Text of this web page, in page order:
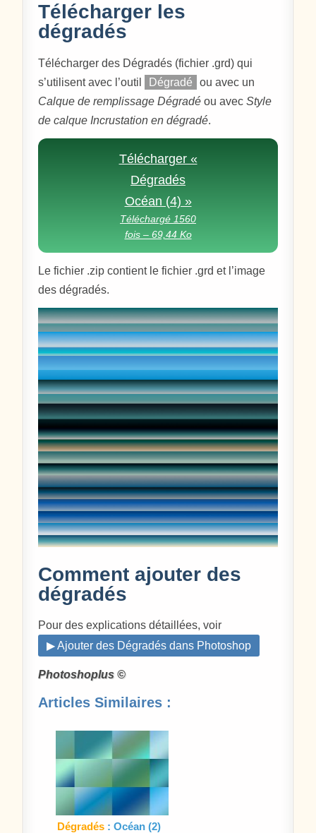
Télécharger les
dégradés
Télécharger des Dégradés (fichier .grd) qui
s’utilisent avec l’outil
Dégradé
ou avec un
Calque de remplissage Dégradé ou avecStyle
de calque Incrustation en dégradé.
Télécharger «
Dégradés
Océan (4) »
Téléchargé 1560
fois – 69,44 Ko
Le fichier .zip contient le fichier .grd et l’image
des dégradés.
Comment ajouter des
dégradés
Pour des explications détaillées, voir
▶ Ajouter des Dégradés dans Photoshop
Photoshoplus ©
Articles Similaires :
Dégradés : Océan (2)